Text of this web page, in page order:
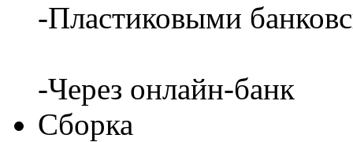
-Пластиковыми
-Через онлайн-банк
Сборка